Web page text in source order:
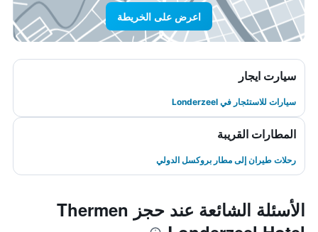
اعرض على الخريطة
سيارت ايجار
سيارات للاستئجار في Londerzeel
المطارات القريبة
رحلات طيران إلى مطار بروكسل الدولي
الأسئلة الشائعة عند حجز Thermen